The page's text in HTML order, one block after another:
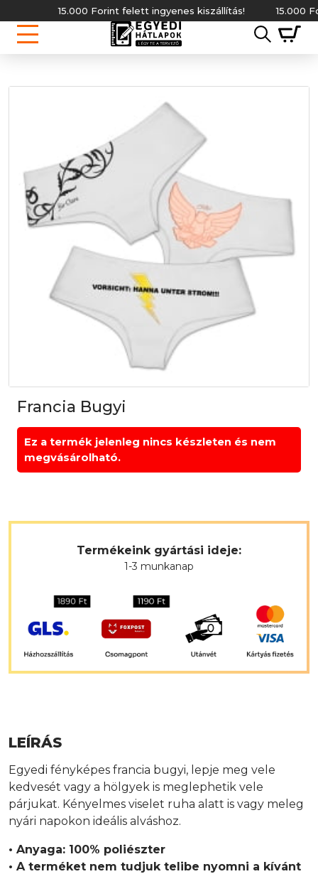
15.000 Forint felett ingyenes kiszállítás! 15.000
Francia Bugyi
Ez a termék jelenleg nincs készleten és nem
megvásárolható.
Termékeink gyártási ideje:
1-3 munkanap
LEÍRÁS
Egyedi fényképes francia bugyi, lepje meg vele
kedvesét vagy a hölgyek is meglephetik vele
párjukat. Kényelmes viselet ruha alatt is vagy meleg
nyári napokon ideális alváshoz.
• Anyaga: 100% poliészter
• A terméket nem tudjuk telibe nyomni a kívánt